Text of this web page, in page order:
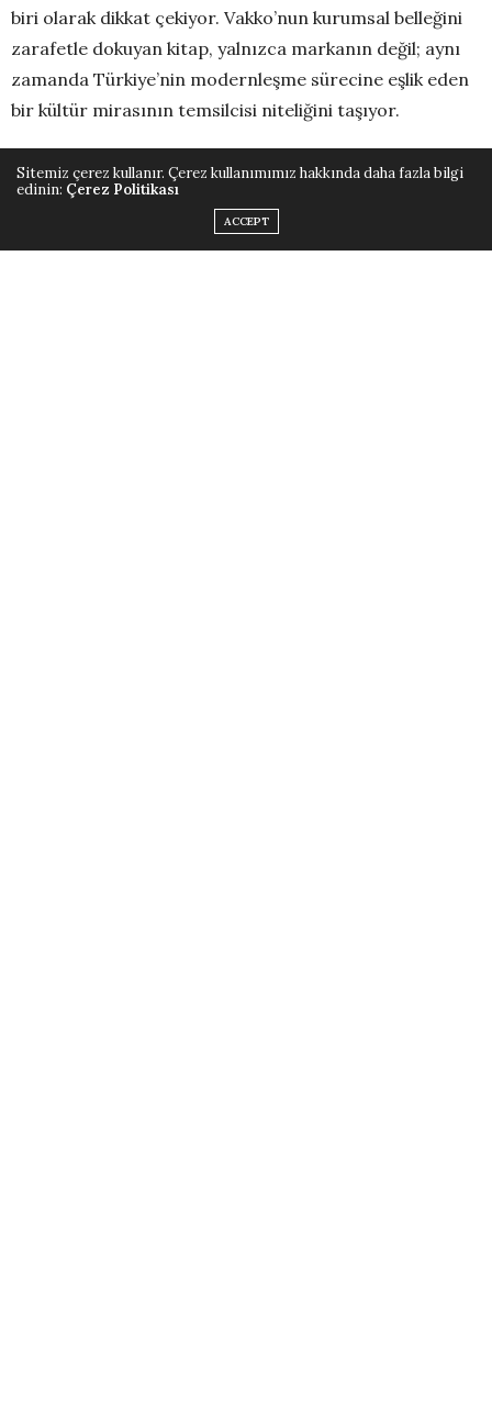
biri olarak dikkat çekiyor. Vakko’nun kurumsal belleğini
zarafetle dokuyan kitap, yalnızca markanın değil; aynı
zamanda Türkiye’nin modernleşme sürecine eşlik eden
bir kültür mirasının temsilcisi niteliğini taşıyor.
Metinleri titizlikle kurgulanan ve Vakko’nun zengin
arşivlerinden yararlanılarak hazırlanan “Bir Vakko
Kitabı”nda, markanın doğuşundan bugüne uzanan
Sitemiz çerez kullanır. Çerez kullanımımız hakkında daha fazla bilgi
edinin: Çerez Politikası
ACCEPT